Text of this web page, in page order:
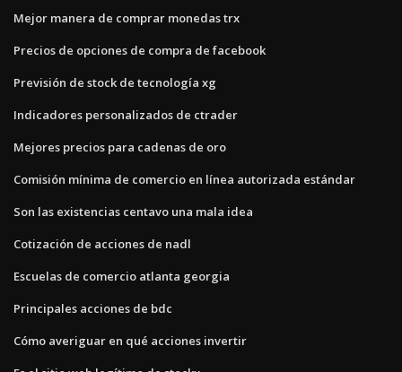
Mejor manera de comprar monedas trx
Precios de opciones de compra de facebook
Previsión de stock de tecnología xg
Indicadores personalizados de ctrader
Mejores precios para cadenas de oro
Comisión mínima de comercio en línea autorizada estándar
Son las existencias centavo una mala idea
Cotización de acciones de nadl
Escuelas de comercio atlanta georgia
Principales acciones de bdc
Cómo averiguar en qué acciones invertir